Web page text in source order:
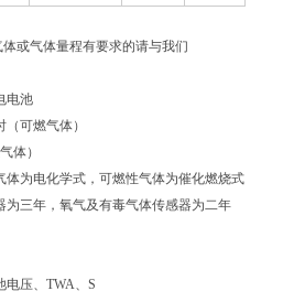
或气体量程有要求的请与我们
电池
可燃气体）
体）
体为电化学式，可燃性气体为催化燃烧式
为三年，氧气及有毒气体传感器为二年
电压、TWA、S